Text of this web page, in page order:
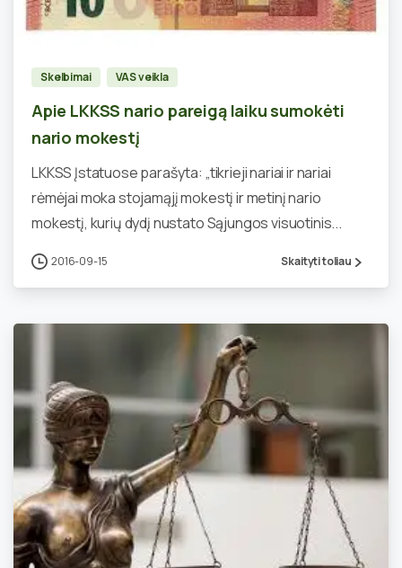
0
Skelbimai VAS veikla
Apie LKKSS nario pareigą laiku sumokėti
nario mokestį
LKKSS Įstatuose parašyta: „tikrieji nariai ir nariai
rėmėjai moka stojamąjį mokestį ir metinį nario
mokestį, kurių dydį nustato Sąjungos visuotinis...
2016-09-15 Skaityti toliau